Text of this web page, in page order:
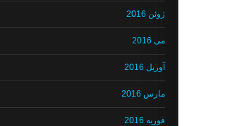
ژوئن 2016
می 2016
آوریل 2016
مارس 2016
فوریه 2016